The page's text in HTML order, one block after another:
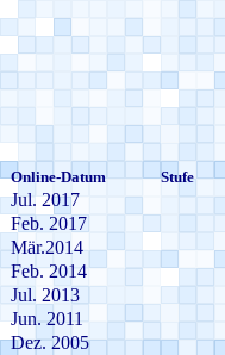
Online-Datum Stufe
Jul. 2017
Feb. 2017
Mär.2014
Feb. 2014
Jul. 2013
Jun. 2011
Dez. 2005